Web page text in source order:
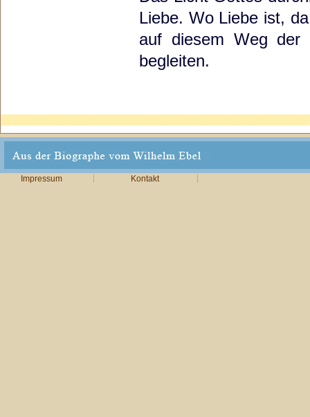
Liebe. Wo Liebe ist,
auf diesem Weg der
begleiten.
Impressum Kontakt